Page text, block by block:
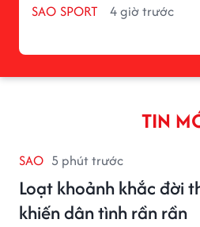
SAO SPORT 4 giờ trước
TIN
SAO 5 phút trước
Loạt khoảnh khắc đời
khiến dân tình rần rần